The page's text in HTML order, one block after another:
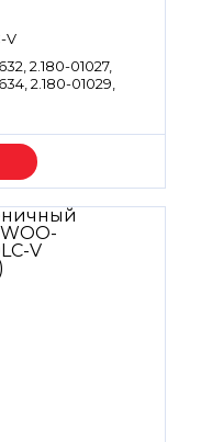
V
2.180-01027,
2.180-01029,